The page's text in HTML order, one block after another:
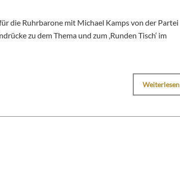
die Ruhrbarone mit Michael Kamps von der Partei
zu dem Thema und zum ‚Runden Tisch‘ im
Weiterlesen